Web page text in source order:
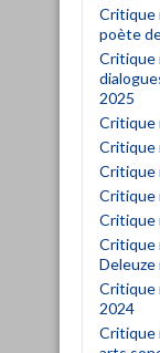
Critique
poète
Critique
2025
Critique
Critique
Critique
Critique
Critique
Critique
Deleuze
Critique
2024
Critique